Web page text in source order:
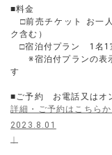
■料金
□前売チケット お一
ク含む）
□宿泊付プラン 1名1
※宿泊付プランの表示
す
■ご予約 お電話又はオ
詳細・ご予約はこちらか
2023.8.01
｜